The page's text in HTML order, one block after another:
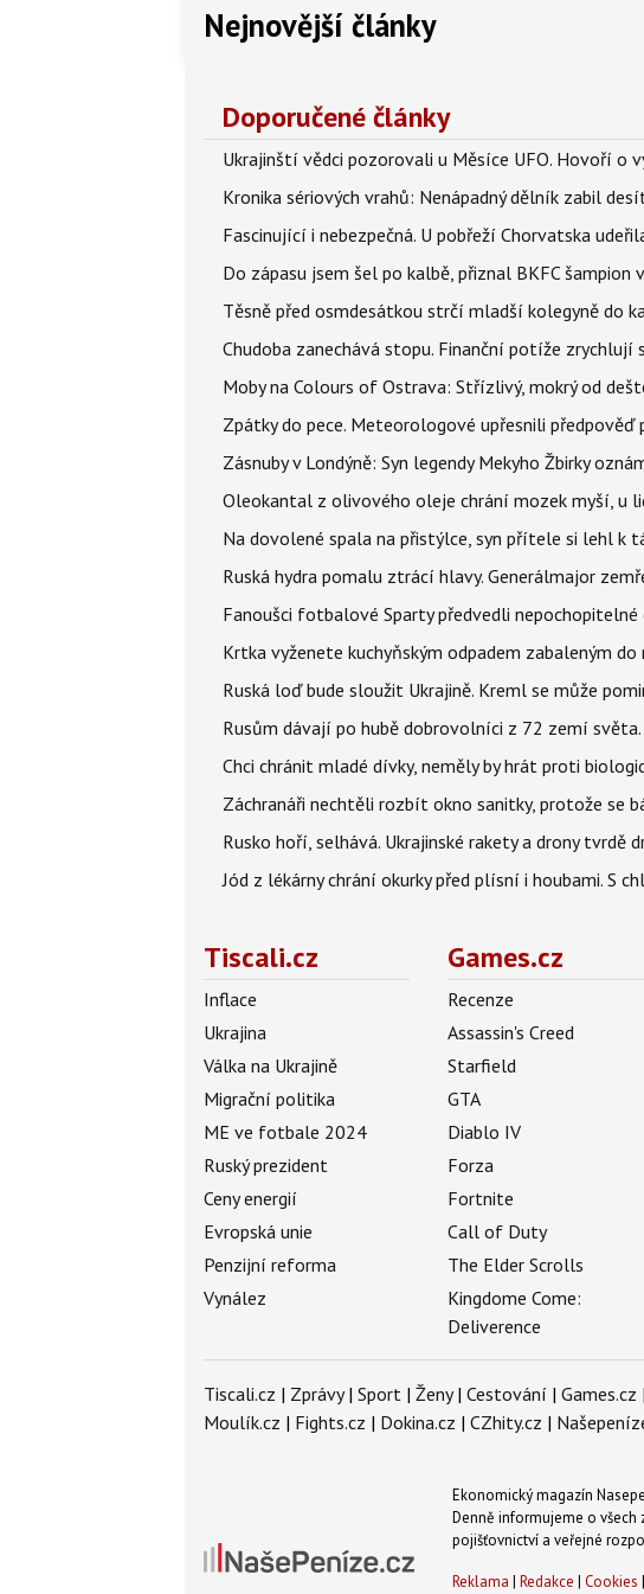
Nejnovější články
Doporučené články
Ukrajinští vědci pozorovali u Měsíce UFO. Hovoří o
Kronika sériových vrahů: Nenápadný dělník zabil
Fascinující i nebezpečná. U pobřeží Chorvatska
Do zápasu jsem šel po kalbě, přiznal BKFC šampion
Těsně před osmdesátkou strčí mladší kolegyně do
Chudoba zanechává stopu. Finanční potíže
Moby na Colours of Ostrava: Střízlivý, mokrý od
Zpátky do pece. Meteorologové upřesnili předpověď
Zásnuby v Londýně: Syn legendy Mekyho Žbirky
Oleokantal z olivového oleje chrání mozek myší, u
Na dovolené spala na přistýlce, syn přítele si lehl k
Ruská hydra pomalu ztrácí hlavy. Generálmajor
Fanoušci fotbalové Sparty předvedli
Krtka vyženete kuchyňským odpadem zabaleným
Ruská loď bude sloužit Ukrajině. Kreml se může
Rusům dávají po hubě dobrovolníci z 72 zemí
Chci chránit mladé dívky, neměly by hrát proti
Záchranáři nechtěli rozbít okno sanitky, protože se
Rusko hoří, selhává. Ukrajinské rakety a drony
Jód z lékárny chrání okurky před plísní i houbami. S
Tiscali.cz
Inflace
Ukrajina
Válka na Ukrajině
Migrační politika
ME ve fotbale 2024
Ruský prezident
Ceny energií
Evropská unie
Penzijní reforma
Vynález
Games.cz
Recenze
Assassin's Creed
Starfield
GTA
Diablo IV
Forza
Fortnite
Call of Duty
The Elder Scrolls
Kingdome Come:
Deliverence
Tiscali.cz | Zprávy| Sport | Ženy| Cestování | Games.cz |
Moulík.cz | Fights.cz | Dokina.cz | CZhity.cz |
Ekonomický magazín
Denně informujeme o všech
pojišťovnictví a veřejné
Reklama | Redakce | Cookies |